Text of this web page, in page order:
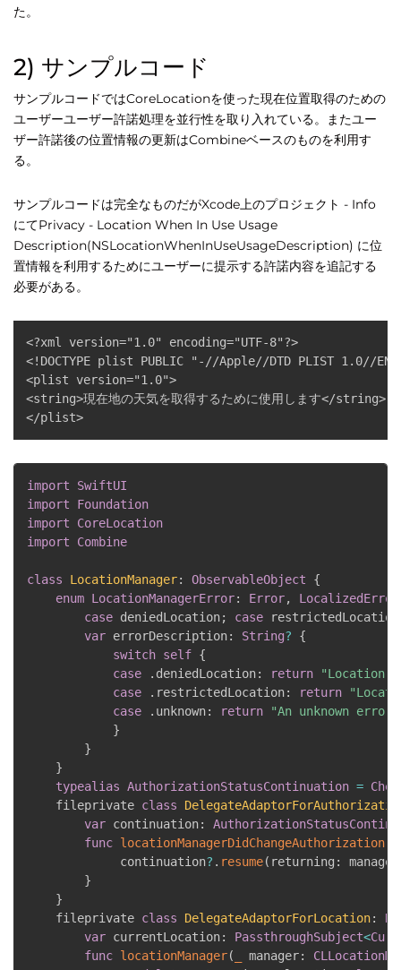
た。
2) サンプルコード
サンプルコードではCoreLocationを使った現在位置取得のための
ユーザーユーザー許諾処理を並行性を取り入れている。またユー
ザー許諾後の位置情報の更新はCombineベースのものを利用す
る。
サンプルコードは完全なものだがXcode上のプロジェクト - Info
にてPrivacy - Location When In Use Usage
Description(NSLocationWhenInUseUsageDescription) に位
置情報を利用するためにユーザーに提示する許諾内容を追記する
必要がある。
<?xml version="1.0" encoding="UTF-8"?>
<!DOCTYPE plist PUBLIC "-//Apple//DTD PLIST 1.0//
<plist version="1.0">
<string>現在地の天気を取得するために使用します</string>
</plist>
import
SwiftUI
import
Foundation
import
CoreLocation
import
Combine
class LocationManager: ObservableObject
{
enum LocationManagerError: Error,
LocalizedError
case deniedLocation; case restrictedLocation
var errorDescription: String?
{
switch self {
case
. deniedLocation: return
"Location
case
. restrictedLocation: return
case
. unknown: return
"An unknown
}
}
}
typealias AuthorizationStatusContinuation =
    fileprivate
class
var continuation:
func locationManagerDidChangeAuthorization
             continuation
? . resume( returning : manager
}
}
    fileprivate
class DelegateAdaptorForLocation:
var currentLocation: PassthroughSubject<
func locationManager( manager: